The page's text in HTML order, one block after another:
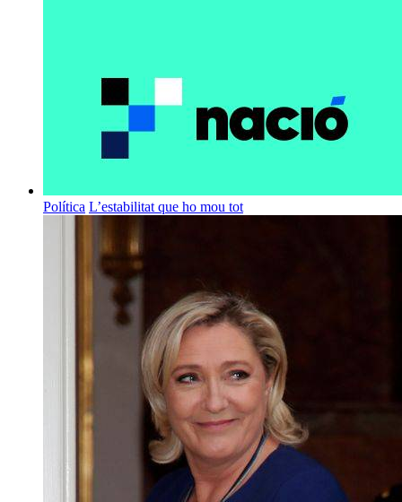
Política L’estabilitat que ho mou tot